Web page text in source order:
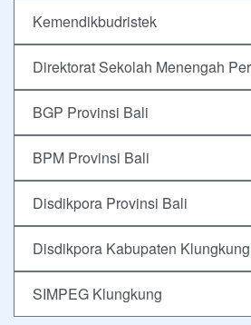
Kemendikbudristek
Direktorat Sekolah Menengah
BGP Provinsi Bali
BPM Provinsi Bali
Disdikpora Provinsi Bali
Disdikpora Kabupaten Klungkung
SIMPEG Klungkung